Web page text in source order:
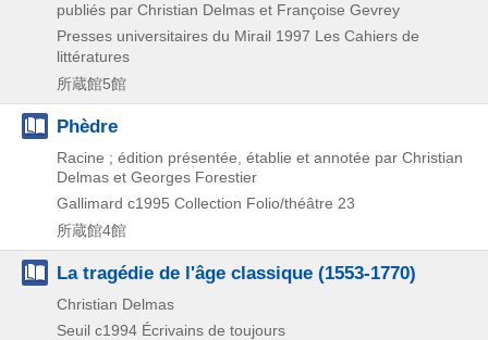
publiés par Christian Delmas et Françoise Gevrey
Presses universitaires du Mirail 1997 Les Cahiers de
littératures
所蔵館5館
Phèdre
Racine ; édition présentée, établie et annotée par Christian
Delmas et Georges Forestier
Gallimard c1995 Collection Folio/théâtre 23
所蔵館4館
La tragédie de l'âge classique (1553-1770)
Christian Delmas
Seuil c1994 Écrivains de toujours